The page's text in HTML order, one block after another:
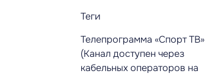
Теги
Телепрограмма «Спорт ТВ»
(Канал доступен через
кабельных операторов на